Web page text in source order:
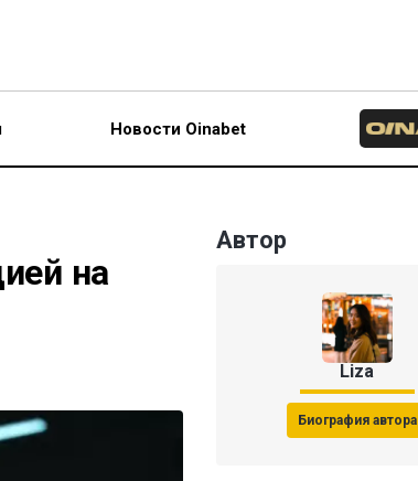
Новости Oinabet
на
Автор
Liza
Биография автора